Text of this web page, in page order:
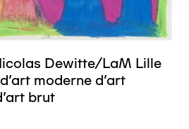
Dewitte/LaM Lille
moderne d’art
brut